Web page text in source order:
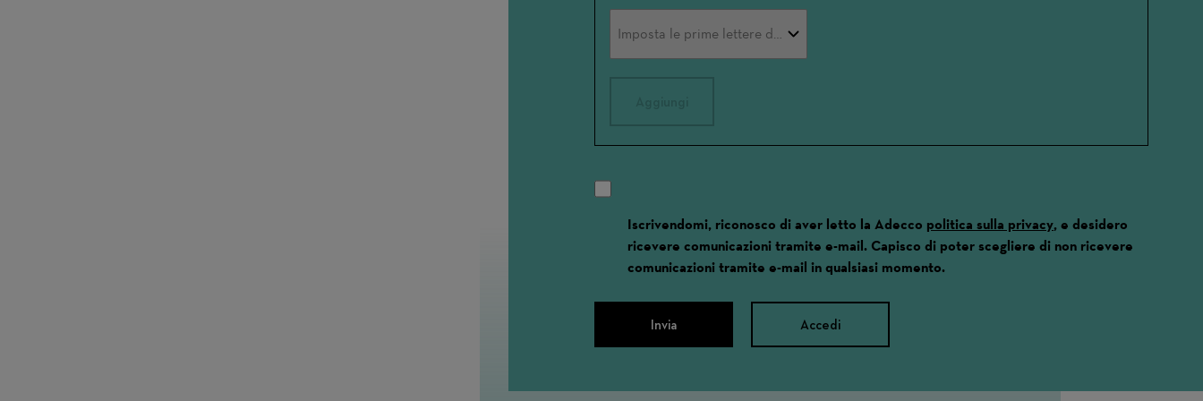
Iscrivendomi, riconosco di aver letto la Adecco politica sulla privacy, e desidero
ricevere comunicazioni tramite e-mail. Capisco di poter scegliere di non ricevere
comunicazioni tramite e-mail in qualsiasi momento.
Invia Accedi